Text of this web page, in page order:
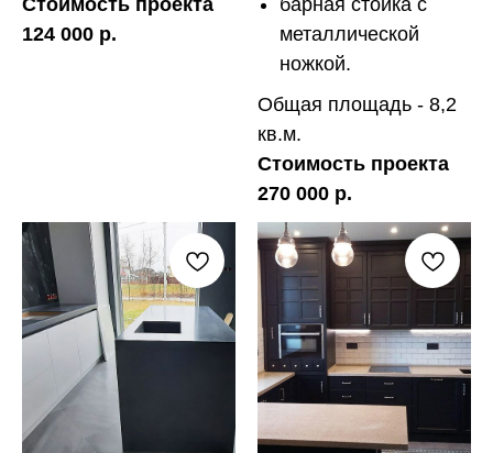
124 000 р.
металлической
ножкой.
Общая площадь - 8,2
кв.м.
Стоимость проекта
270 000 р.